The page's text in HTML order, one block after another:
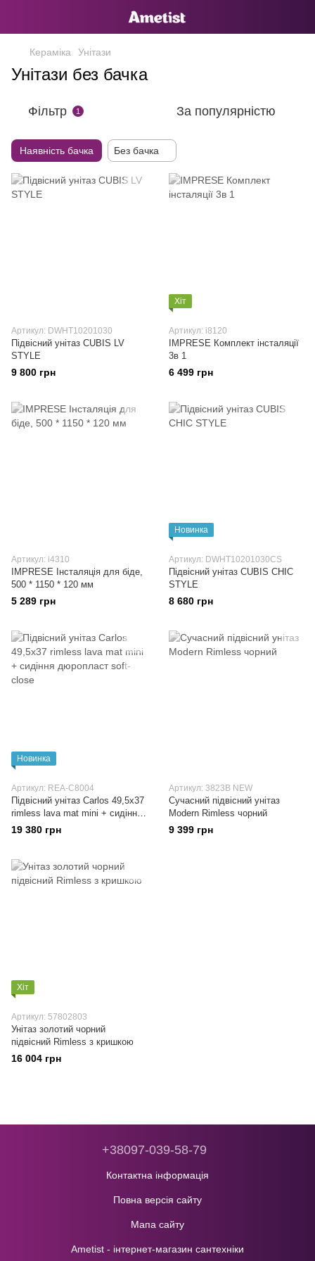
Кераміка Унітази
Унітази без бачка
Фільтр 1 За популярністю
Наявність бачка Без бачка
Артикул: DWHT10201030
Підвісний унітаз CUBIS LV
STYLE
9 800 грн
Хіт
Артикул: i8120
IMPRESE Комплект інсталяції
3в 1
6 499 грн
Артикул: i4310
IMPRESE Інсталяція для біде,
500 * 1150 * 120 мм
5 289 грн
Новинка
Артикул: DWHT10201030CS
Підвісний унітаз CUBIS CHIC
STYLE
8 680 грн
Новинка
Артикул: REA-C8004
Підвісний унітаз Carlos 49,5x37
rimless lava mat mini + сидіння
дюропласт soft-close
19 380 грн
Артикул: 3823B NEW
Сучасний підвісний унітаз
Modern Rimless чорний
9 399 грн
Хіт
Артикул: 57802803
Унітаз золотий чорний
підвісний Rimless з кришкою
16 004 грн
+38097-039-58-79
Контактна інформація
Повна версія сайту
Мапа сайту
Ametist - інтернет-магазин сантехніки